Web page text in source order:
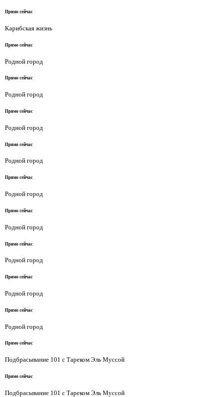
Прямо сейчас
Карибская жизнь
Прямо сейчас
Родной город
Прямо сейчас
Родной город
Прямо сейчас
Родной город
Прямо сейчас
Родной город
Прямо сейчас
Родной город
Прямо сейчас
Родной город
Прямо сейчас
Родной город
Прямо сейчас
Родной город
Прямо сейчас
Родной город
Прямо сейчас
Подбрасывание 101 с Тареком Эль Муссой
Прямо сейчас
Подбрасывание 101 с Тареком Эль Муссой